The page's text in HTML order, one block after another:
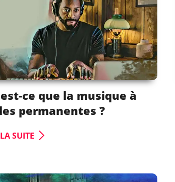
ce que la musique à
permanentes ?
SUITE